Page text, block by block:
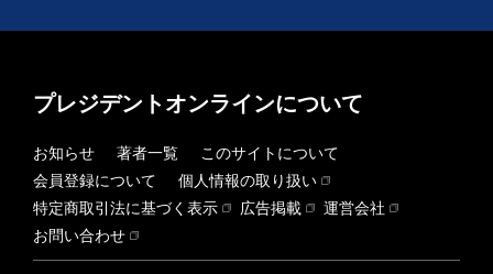
プレジデントオンラインについて
お知らせ 著者一覧
このサイトについて
会員登録について
個人情報の取り扱い
特定商取引法に基づく表示
広告掲載
運営会社
お問い合わせ